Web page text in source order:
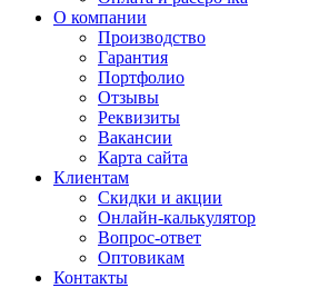
О компании
Производство
Гарантия
Портфолио
Отзывы
Реквизиты
Вакансии
Карта сайта
Клиентам
Скидки и акции
Онлайн-калькулятор
Вопрос-ответ
Оптовикам
Контакты